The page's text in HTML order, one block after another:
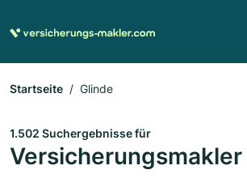
Startseite Glinde
1.502 Suchergebnisse für
Versicherungsmakler